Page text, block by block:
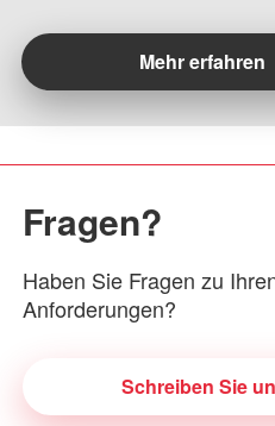
Mehr erfahren
Fragen?
Haben Sie Fragen zu
Anforderungen?
Schreiben Sie